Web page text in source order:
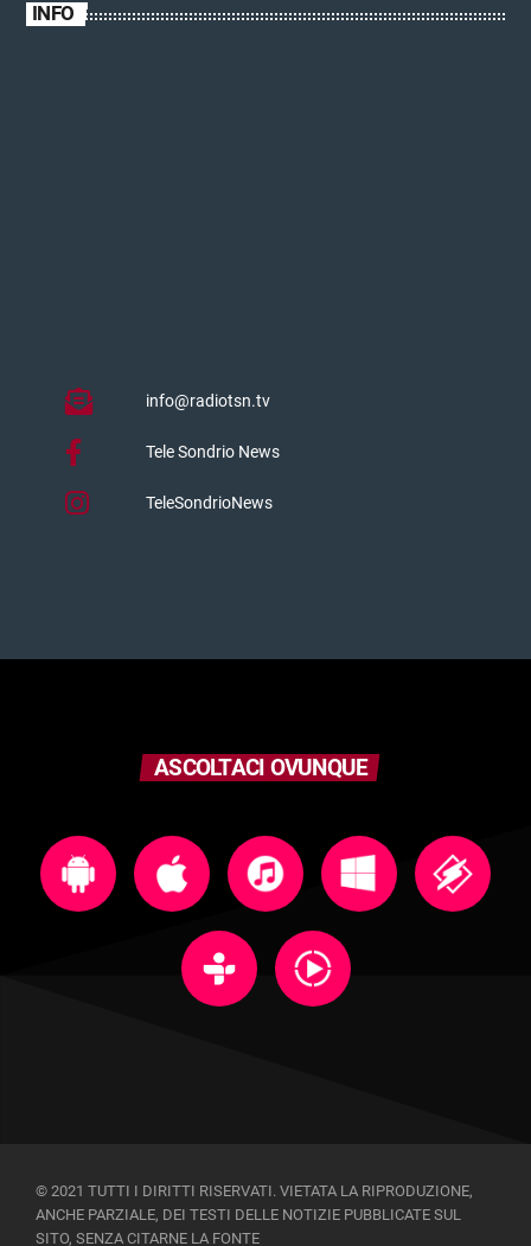
INFO
info@radiotsn.tv
Tele Sondrio News
TeleSondrioNews
ASCOLTACI OVUNQUE
© 2021 TUTTI I DIRITTI RISERVATI. VIETATA LA RIPRODUZIONE,
ANCHE PARZIALE, DEI TESTI DELLE NOTIZIE PUBBLICATE SUL
SITO, SENZA CITARNE LA FONTE